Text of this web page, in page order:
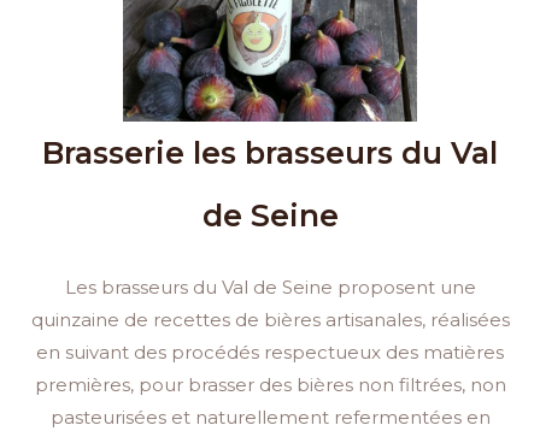
Brasserie les brasseurs du Val
de Seine
Les brasseurs du Val de Seine proposent une
quinzaine de recettes de bières artisanales, réalisées
en suivant des procédés respectueux des matières
premières, pour brasser des bières non filtrées, non
pasteurisées et naturellement refermentées en